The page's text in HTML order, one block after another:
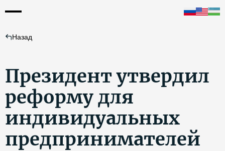
Назад
Президент утвердил
реформу для
индивидуальных
предпринимателей